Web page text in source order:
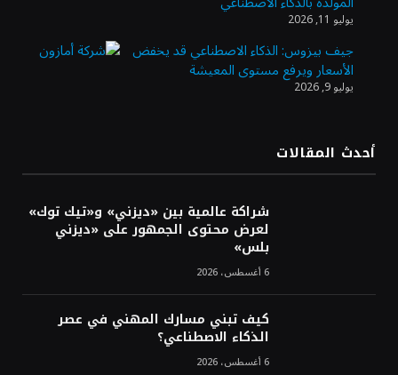
الربع الثاني مدعومة بنمو قطاع الأفراد
«تاسي» يستهل جلسة الأربعاء بارتفاع طفيف
يوليو 11, 2026
جيف بيزوس: الذكاء الاصطناعي قد يخفض
الأسعار ويرفع مستوى المعيشة
يوليو 9, 2026
أحدث المقالات
شراكة عالمية بين «ديزني» و«تيك توك»
لعرض محتوى الجمهور على «ديزني
بلس»
6 أغسطس، 2026
كيف تبني مسارك المهني في عصر
الذكاء الاصطناعي؟
6 أغسطس، 2026